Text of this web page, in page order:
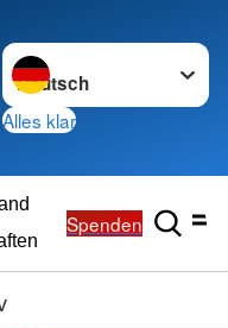
Sprache wechseln zu
Alles klar
Spenden